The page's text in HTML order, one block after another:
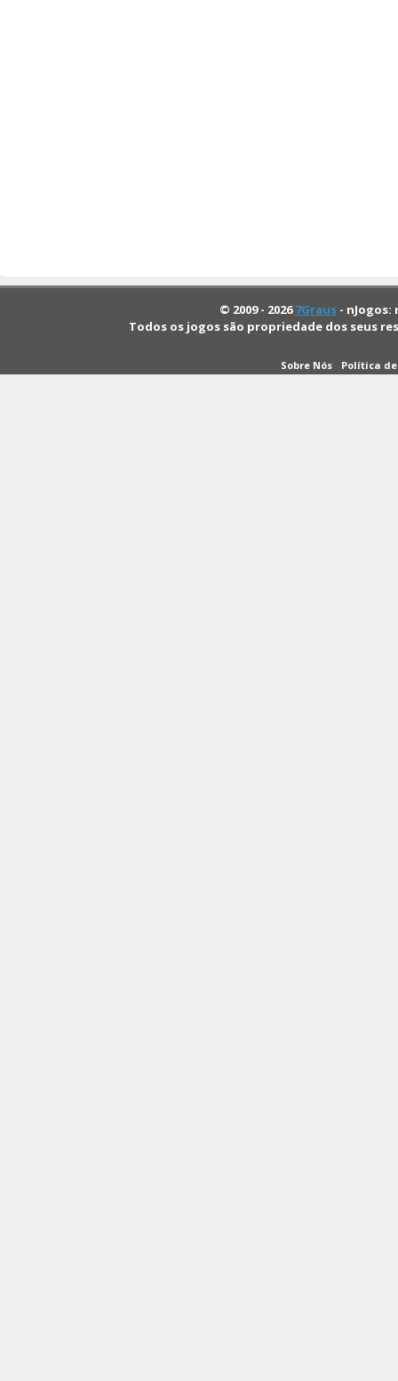
© 2009 - 20267Graus -
Todos os jogos são propriedade dos seus
Sobre Nós Política